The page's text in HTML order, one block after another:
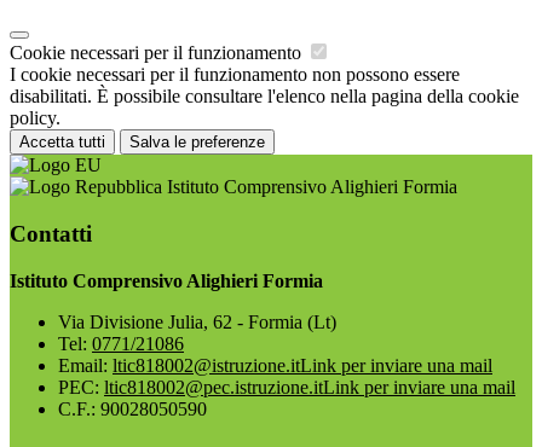
Cookie necessari per il funzionamento
I cookie necessari per il funzionamento non possono essere
disabilitati. È possibile consultare l'elenco nella pagina della cookie
policy.
Accetta tutti Salva le preferenze
Istituto Comprensivo Alighieri Formia
Contatti
Istituto Comprensivo Alighieri Formia
Via Divisione Julia, 62 - Formia (Lt)
Tel: 0771/21086
Email: ltic818002@istruzione.itLink per inviare una mail
PEC: ltic818002@pec.istruzione.itLink per inviare una mail
C.F.: 90028050590